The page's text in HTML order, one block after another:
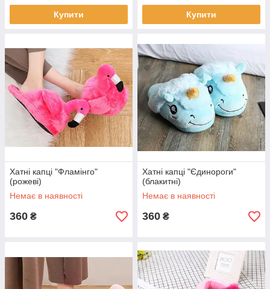
Купити Купити
Хатні капці "Фламінго"
(рожеві)
Немає в наявності
360 ₴
Хатні капці "Єдинороги"
(блакитні)
Немає в наявності
360 ₴